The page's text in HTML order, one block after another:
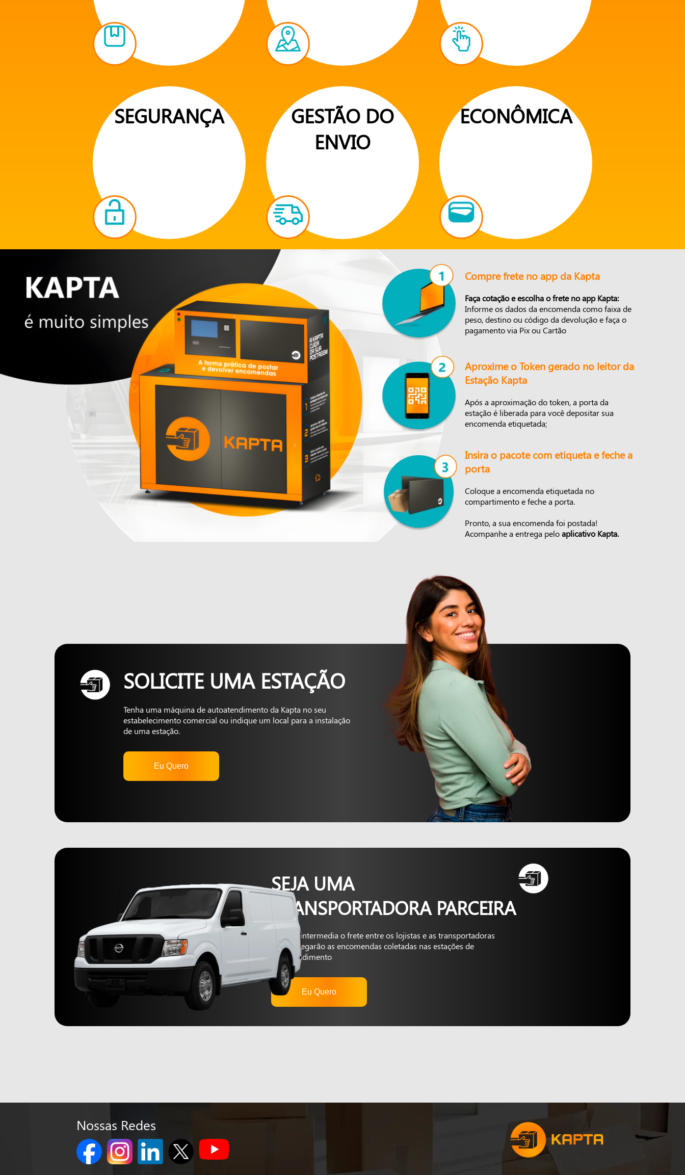
SEGURANÇA
GESTÃO DO
ENVIO
ECONÔMICA
Compre frete no app da Kapta
Faça cotação e escolha o frete no app Kapta:
Informe os dados da encomenda como faixa de
peso, destino ou código da devolução e faça o
pagamento via Pix ou Cartão
Aproxime o Token gerado no leitor da
Estação Kapta
Após a aproximação do token, a porta da
estação é liberada para você depositar sua
encomenda etiquetada;
Insira o pacote com etiqueta e feche a
porta
Coloque a encomenda etiquetada no
compartimento e feche a porta.
Pronto, a sua encomenda foi postada!
Acompanhe a entrega peloaplicativo Kapta.
SOLICITE UMA ESTAÇÃO
Tenha uma máquina de autoatendimento da Kapta no seu
estabelecimento comercial ou indique um local para a instalação
de uma estação.
Eu Quero
SEJA UMA
TRANSPORTADORA PARCEIRA
A Kapta intermedia o frete entre os lojistas e as transportadoras
que entregarão as encomendas coletadas nas estações de
autoatendimento
Eu Quero
Nossas Redes